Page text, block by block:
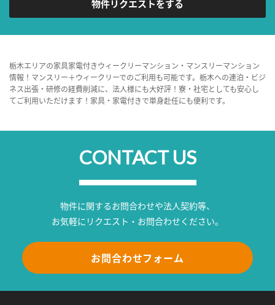
物件リクエストをする
栃木エリアの家具家電付きウィークリーマンション・マンスリーマンション
情報！マンスリー＋ウィークリーでのご利用も可能です。栃木への連泊・ビジ
ネス出張・研修の経費削減に、法人様にも大好評！寮・社宅としても安心し
てご利用いただけます！家具・家電付きで単身赴任にも便利です。
CONTACT US
物件に関するお問合わせや法人契約等、
お気軽にリクエスト・お問合わせください。
お問合わせフォーム